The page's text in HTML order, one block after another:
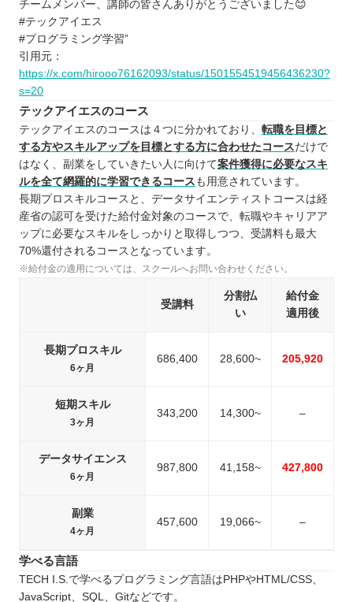
チームメンバー、講師の皆さんありがとうございました😊
#テックアイエス
#プログラミング学習”
引用元：
https://x.com/hirooo76162093/status/1501554519456436230?
s=20
テックアイエスのコース
テックアイエスのコースは４つに分かれており、 転職を目標と
する方やスキルアップを目標とする方に合わせたコースだけで
はなく、副業をしていきたい人に向けて案件獲得に必要なスキ
ルを全て網羅的に学習できるコース も用意されています。
長期プロスキルコースと、データサイエンティストコースは経
産省の認可を受けた給付金対象のコースで、転職やキャリアア
ップに必要なスキルをしっかりと取得しつつ、受講料も最大
70%還付されるコースとなっています。
※給付金の適用については、スクールへお問い合わせください。
受講料
分割払
い
給付金
適用後
長期プロスキル
6ヶ月
686,400 28,600~ 205,920
短期スキル
3ヶ月
343,200 14,300~ –
データサイエンス
6ヶ月
987,800 41,158~ 427,800
副業
4ヶ月
457,600 19,066~ –
学べる言語
TECH I.S.で学べるプログラミング言語はPHPやHTML/CSS、
JavaScript、SQL、Gitなどです。